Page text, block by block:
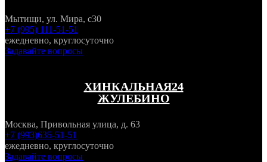
Мытищи, ул. Мира, с30
+7 (995) 111-51-51
ежедневно, круглосуточно
Задавайте вопросы
ХИНКАЛЬНАЯ24
ЖУЛЕБИНО
Москва, Привольная улица, д. 63
+7 (993)635-51-51
ежедневно, круглосуточно
Задавайте вопросы